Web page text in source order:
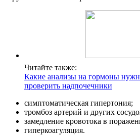
Читайте также:
Какие анализы на гормоны
проверить надпочечники
симптоматическая гипертония;
тромбоз артерий и других
замедление кровотока в
гиперкоагуляция.